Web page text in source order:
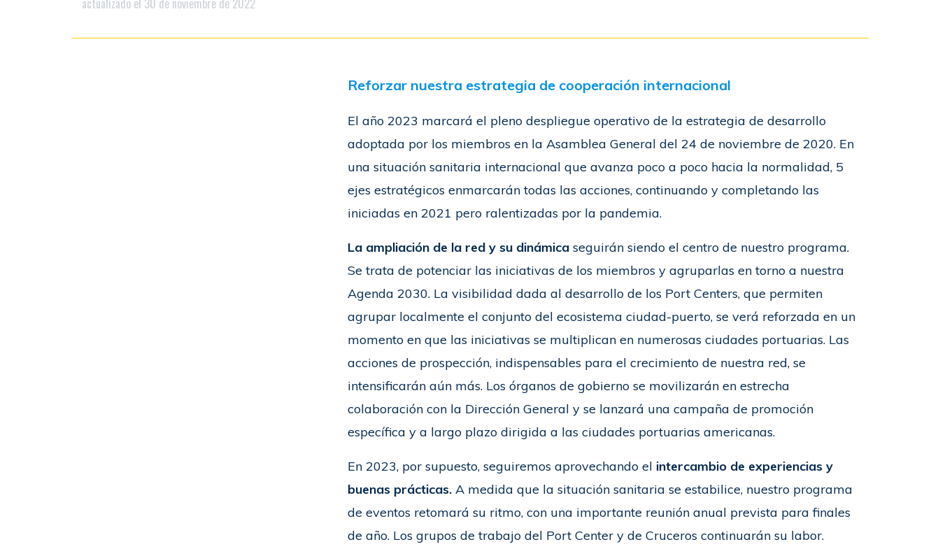
Reforzar nuestra estrategia de cooperación internacional
El año 2023 marcará el pleno despliegue operativo de la estrategia de desarrollo
adoptada por los miembros en la Asamblea General del 24 de noviembre de 2020. En
una situación sanitaria internacional que avanza poco a poco hacia la normalidad, 5
ejes estratégicos enmarcarán todas las acciones, continuando y completando las
iniciadas en 2021 pero ralentizadas por la pandemia.
La ampliación de la red y su dinámica seguirán siendo el centro de nuestro programa.
Se trata de potenciar las iniciativas de los miembros y agruparlas en torno a nuestra
Agenda 2030. La visibilidad dada al desarrollo de los Port Centers, que permiten
agrupar localmente el conjunto del ecosistema ciudad-puerto, se verá reforzada en un
momento en que las iniciativas se multiplican en numerosas ciudades portuarias. Las
acciones de prospección, indispensables para el crecimiento de nuestra red, se
intensificarán aún más. Los órganos de gobierno se movilizarán en estrecha
colaboración con la Dirección General y se lanzará una campaña de promoción
específica y a largo plazo dirigida a las ciudades portuarias americanas.
En 2023, por supuesto, seguiremos aprovechando el intercambio de experiencias y
buenas prácticas. A medida que la situación sanitaria se estabilice, nuestro programa
de eventos retomará su ritmo, con una importante reunión anual prevista para finales
de año. Los grupos de trabajo del Port Center y de Cruceros continuarán su labor.